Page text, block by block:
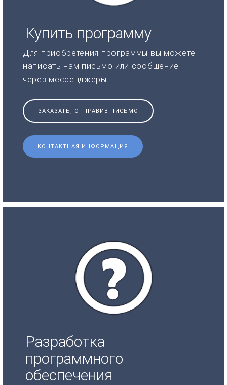
Купить программу
Для приобретения программы вы можете
написать нам письмо или сообщение
через мессенджеры
ЗАКАЗАТЬ, ОТПРАВИВ ПИСЬМО
КОНТАКТНАЯ ИНФОРМАЦИЯ
Разработка
программного
обеспечения